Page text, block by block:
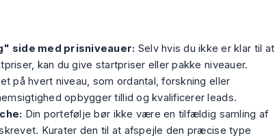
side med prisniveauer: Selv hvis du ikke er klar til at
kan du give startpriser eller pakke niveauer.
på hvert niveau, som ordantal, forskning eller
opbygger tillid og kvalificerer leads.
Din portefølje bør ikke være en tilfældig samling af
Kurater den til at afspejle den præcise type